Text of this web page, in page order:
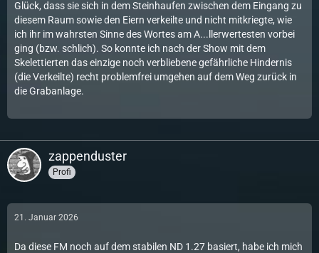
Glück, dass sie sich in dem Steinhaufen zwischen dem Eingang zu
diesem Raum sowie den Eiern verkeilte und nicht mitkriegte, wie
ich ihr im wahrsten Sinne des Wortes am A...llerwertesten vorbei
ging (bzw. schlich). So konnte ich nach der Show mit dem
Skelettierten das einzige noch verbliebene gefährliche Hindernis
(die Verkeilte) recht problemfrei umgehen auf dem Weg zurück in
die Grabanlage.
zappenduster
Profi
21. Januar 2026
Da diese FM noch auf dem stabilen ND 1.27 basiert, habe ich mich